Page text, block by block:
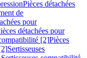
Pièces détachées
de
pour
détachées pour
[2]Pièces
Sertisseuses